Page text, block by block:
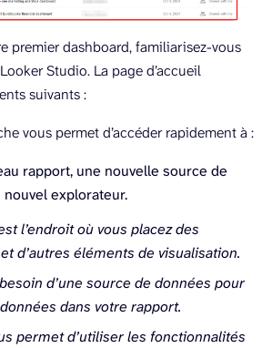
premier dashboard, familiarisez-vous
Studio. La page d’accueil
suivants :
vous permet d’accéder rapidement à :
rapport, une nouvelle source de
explorateur.
l’endroit où vous placez des
d’autres éléments de visualisation.
d’une source de données pour
dans votre rapport.
permet d’utiliser les fonctionnalités